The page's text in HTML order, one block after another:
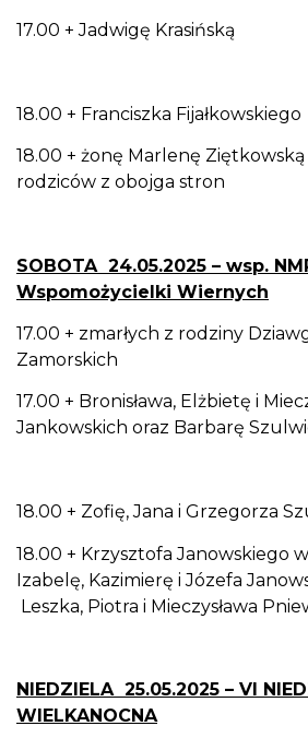
17.00 + Jadwigę Krasińską
18.00 + Franciszka Fijałkowskiego
18.00 + żonę Marlenę Ziętkowską
rodziców z obojga stron
SOBOTA 24.05.2025 – wsp.
Wspomożycielki Wiernych
17.00 + zmarłych z rodziny
Zamorskich
17.00 + Bronisława, Elżbietę i
Jankowskich oraz Barbarę
18.00 + Zofię, Jana i Grzegorza
18.00 + Krzysztofa Janowskiego
Izabelę, Kazimierę i Józefa
Leszka, Piotra i Mieczysława
NIEDZIELA 25.05.2025 – VI
WIELKANOCNA